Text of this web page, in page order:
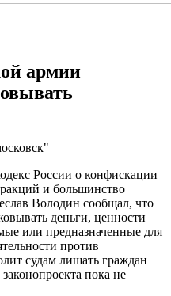
армии
России о конфискации
и большинство
Володин сообщал, что
деньги, ценности
или предназначенные для
против
судам лишать граждан
пока не